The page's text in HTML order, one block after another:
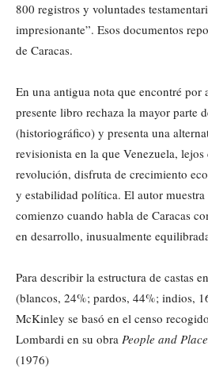
800 registros y voluntades
impresionante”. Esos documentos
de Caracas.
En una antigua nota que encontré por
presente libro rechaza la mayor parte
(historiográfico) y presenta una
revisionista en la que Venezuela, lejos
revolución, disfruta de crecimiento
y estabilidad política. El autor muestra
comienzo cuando habla de Caracas
en desarrollo, inusualmente
Para describir la estructura de castas
(blancos, 24%; pardos, 44%; indios,
McKinley se basó en el censo
Lombardi en su obra People and
(1976)